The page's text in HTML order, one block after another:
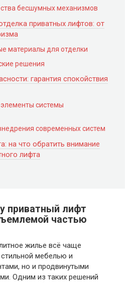
бесшумных механизмов
приватных лифтов: от
материалы для отделки
решения
гарантия спокойствия
системы
современных систем
на что обратить внимание
лифта
приватный лифт
частью
жилье всё чаще
мебелью и
но и продвинутыми
Одним из таких решений